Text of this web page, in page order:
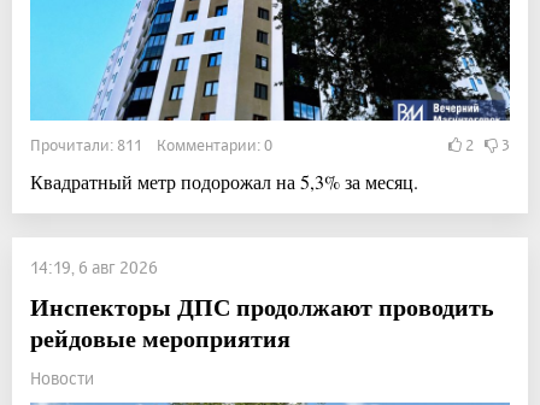
Прочитали: 811 Комментарии: 0 2 3
Квадратный метр подорожал на 5,3% за месяц.
14:19, 6 авг 2026
Инспекторы ДПС продолжают проводить
рейдовые мероприятия
Новости